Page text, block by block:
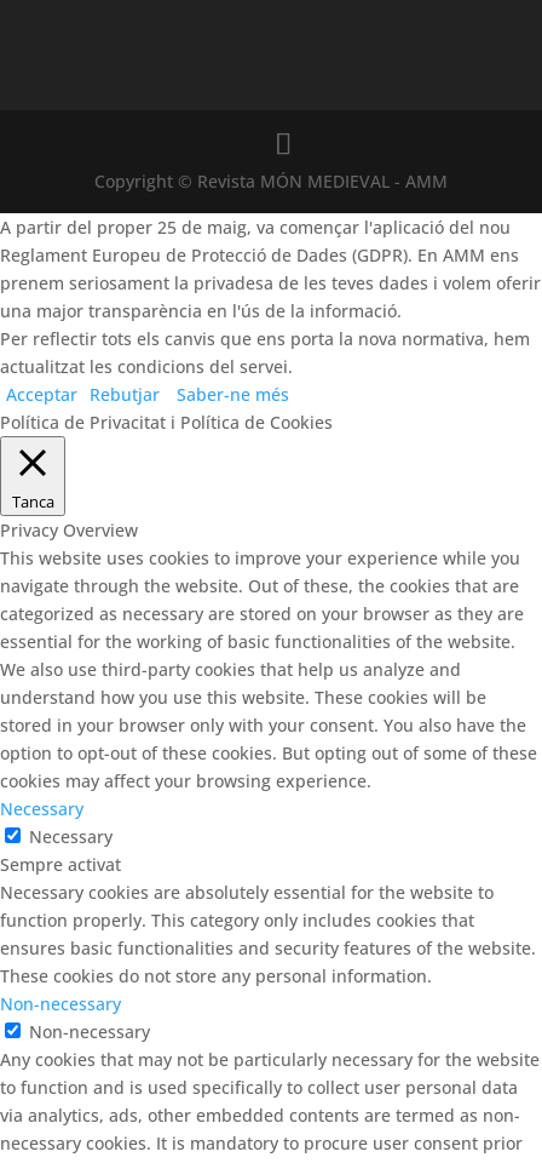
Copyright © Revista MÓN MEDIEVAL - AMM
A partir del proper 25 de maig, va començar l'aplicació del nou
Reglament Europeu de Protecció de Dades (GDPR). En AMM ens
prenem seriosament la privadesa de les teves dades i volem oferir
una major transparència en l'ús de la informació.
Per reflectir tots els canvis que ens porta la nova normativa, hem
actualitzat les condicions del servei.
Acceptar Rebutjar
Saber-ne més
Política de Privacitat i Política de Cookies
Tanca
Privacy Overview
This website uses cookies to improve your experience while you
navigate through the website. Out of these, the cookies that are
categorized as necessary are stored on your browser as they are
essential for the working of basic functionalities of the website.
We also use third-party cookies that help us analyze and
understand how you use this website. These cookies will be
stored in your browser only with your consent. You also have the
option to opt-out of these cookies. But opting out of some of these
cookies may affect your browsing experience.
Necessary
Necessary
Sempre activat
Necessary cookies are absolutely essential for the website to
function properly. This category only includes cookies that
ensures basic functionalities and security features of the website.
These cookies do not store any personal information.
Non-necessary
Non-necessary
Any cookies that may not be particularly necessary for the website
to function and is used specifically to collect user personal data
via analytics, ads, other embedded contents are termed as non-
necessary cookies. It is mandatory to procure user consent prior